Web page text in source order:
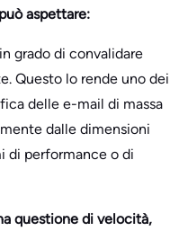
aspettare:
grado di convalidare
Questo lo rende uno dei
delle e-mail di massa
dalle dimensioni
di performance o di
questione di velocità,